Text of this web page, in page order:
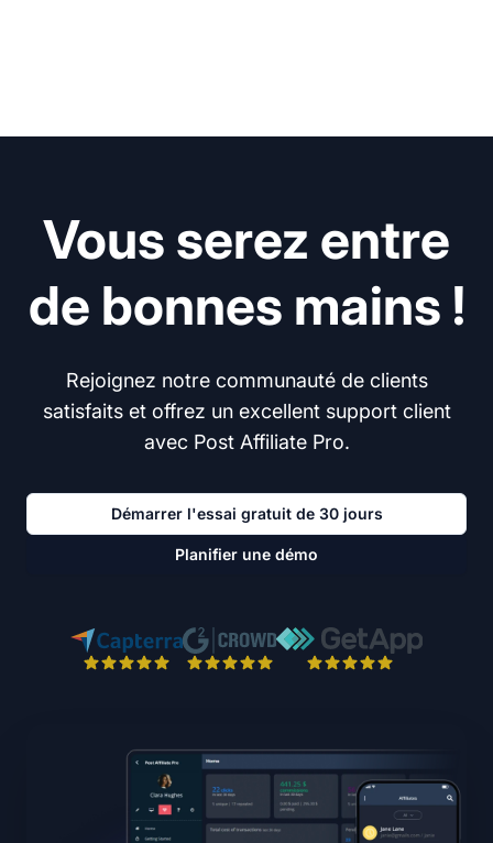
Vous serez entre
de bonnes mains !
Rejoignez notre communauté de clients
satisfaits et offrez un excellent support client
avec Post Affiliate Pro.
Démarrer l'essai gratuit de 30 jours
Planifier une démo